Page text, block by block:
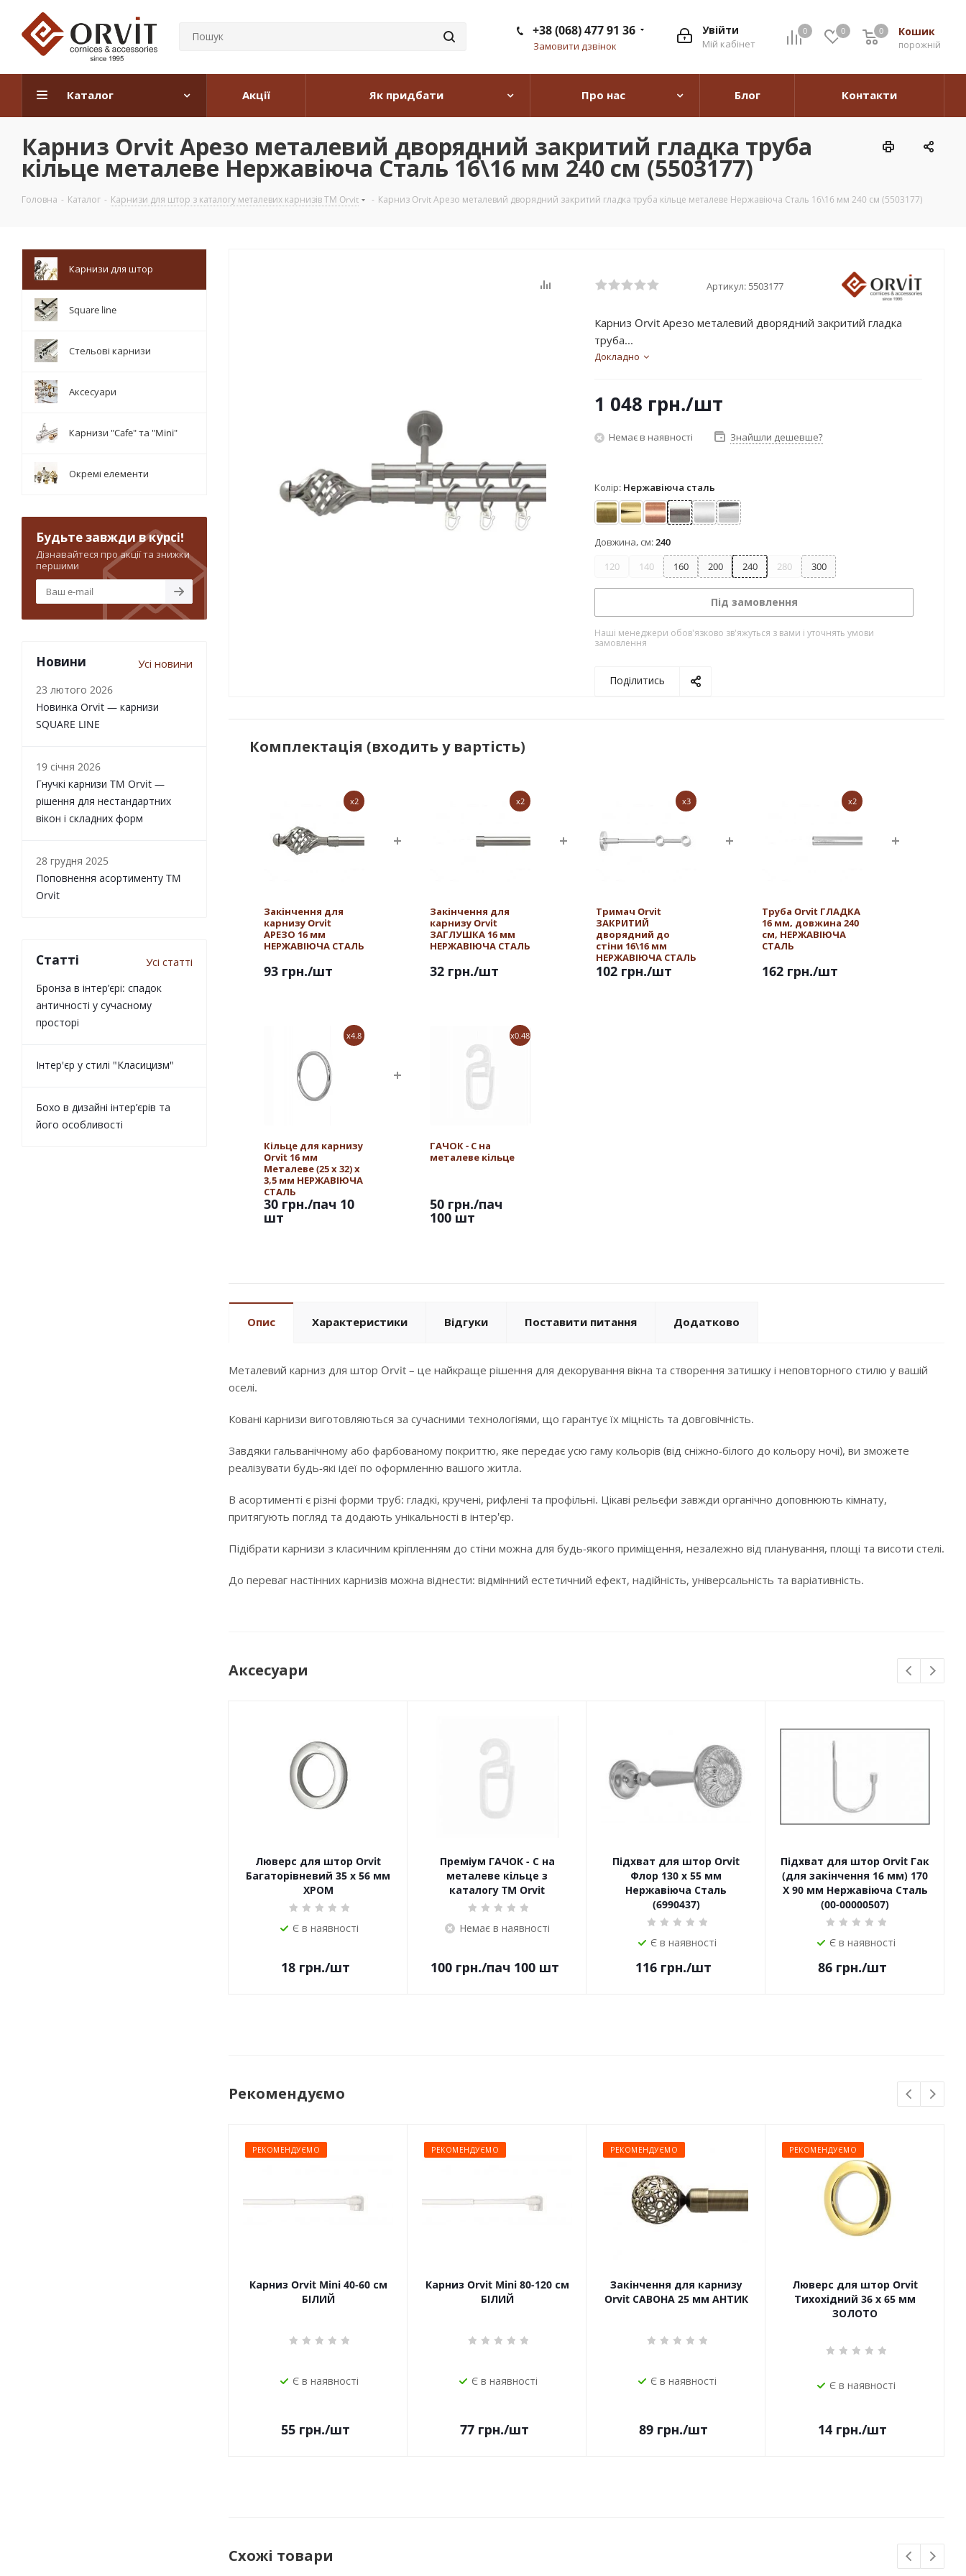
0 0 Кошик
0
порожній
0
Увійти
Мій кабінет
+38 (068) 477 91 36
Замовити дзвінок
Каталог Акції Як придбати Про нас Блог Контакти
Карниз Orvit Арезо металевий дворядний закритий гладка труба
кільце металеве Нержавіюча Сталь 16\16 мм 240 см (5503177)
Головна - Каталог - Карнизи для штор з каталогу металевих карнизів TM Orvit - Карниз Orvit Арезо металевий дворядний закритий гладка труба кільце металеве Нержавіюча Сталь 16\16 мм 240 см (5503177)
Артикул: 5503177
Карниз Orvit Арезо металевий дворядний закритий гладка
труба...
Докладно
1 048 грн./шт
Немає в наявності Знайшли дешевше?
Колір: Нержавіюча сталь
АнтикЗолотоМідьНержавіюча сталь
СатинХром
Довжина, см:240
120
140 160 200 240 280 300
Під замовлення
Наші менеджери обов'язково зв'яжуться з вами і уточнять умови
замовлення
Поділитись
Комплектація (входить у вартість)
x2
Закінчення для
карнизу Orvit
АРЕЗО 16 мм
НЕРЖАВІЮЧА СТАЛЬ
93 грн./шт
x2
Закінчення для
карнизу Orvit
ЗАГЛУШКА 16 мм
НЕРЖАВІЮЧА СТАЛЬ
32 грн./шт
x3
Тримач Orvit
ЗАКРИТИЙ
дворядний до
стіни 16\16 мм
НЕРЖАВІЮЧА СТАЛЬ
102 грн./шт
x2
Труба Orvit ГЛАДКА
16 мм, довжина 240
см, НЕРЖАВІЮЧА
СТАЛЬ
162 грн./шт
x4.8
Кільце для карнизу
Orvit 16 мм
Металеве (25 х 32) х
3,5 мм НЕРЖАВІЮЧА
СТАЛЬ
30 грн./пач 10
шт
x0.48
ГАЧОК - С на
металеве кільце
50 грн./пач
100 шт
Опис Характеристики Відгуки Поставити питання Додатково
Металевий карниз для штор Orvit – це найкраще рішення для декорування вікна та створення затишку і неповторного стилю у вашій
оселі.
Ковані карнизи виготовляються за сучасними технологіями, що гарантує їх міцність та довговічність.
Завдяки гальванічному або фарбованому покриттю, яке передає усю гаму кольорів (від сніжно-білого до кольору ночі), ви зможете
реалізувати будь-які ідеї по оформленню вашого житла.
В асортименті є різні форми труб: гладкі, кручені, рифлені та профільні. Цікаві рельєфи завжди органічно доповнюють кімнату,
притягують погляд та додають унікальності в інтер'єр.
Підібрати карнизи з класичним кріпленням до стіни можна для будь-якого приміщення, незалежно від планування, площі та висоти стелі.
До переваг настінних карнизів можна віднести: відмінний естетичний ефект, надійність, універсальність та варіативність.
Аксесуари
Люверс для штор Orvit
Багаторівневий 35 х 56 мм
ХРОМ
Є в наявності
18 грн./шт
Преміум ГАЧОК - С на
металеве кільце з
каталогу TM Orvit
Немає в наявності
100грн./пач 100 шт
Підхват для штор Orvit
Флор 130 х 55 мм
Нержавіюча Сталь
(6990437)
Є в наявності
116 грн./шт
Підхват для штор Orvit Гак
(для закінчення 16 мм) 170
Х 90 мм Нержавіюча Сталь
(00-00000507)
Є в наявності
86 грн./шт
Рекомендуємо
РЕКОМЕНДУЄМО
Карниз Orvit Mini 40-60 см
БІЛИЙ
Є в наявності
55 грн./шт
РЕКОМЕНДУЄМО
Карниз Orvit Mini 80-120 см
БІЛИЙ
Є в наявності
77 грн./шт
РЕКОМЕНДУЄМО
Закінчення для карнизу
Orvit САВОНА 25 мм АНТИК
Є в наявності
89 грн./шт
РЕКОМЕНДУЄМО
Люверс для штор Orvit
Тихохідний 36 х 65 мм
ЗОЛОТО
Є в наявності
14 грн./шт
Схожі товари
Карнизи для штор
Square line
Стельові карнизи
Аксесуари
Карнизи "Cafe" та "Mini"
Окремі елементи
Будьте завжди в курсі!
Дізнавайтеся про акції та знижки
першими
Новини Усі новини
23 лютого 2026
Новинка Orvit — карнизи
SQUARE LINE
19 січня 2026
Гнучкі карнизи TM Orvit —
рішення для нестандартних
вікон і складних форм
28 грудня 2025
Поповнення асортименту TM
Orvit
Статті Усі статті
Бронза в інтер’єрі: спадок
античності у сучасному
просторі
Інтер'єр у стилі "Класицизм"
Бохо в дизайні інтер’єрів та
його особливості